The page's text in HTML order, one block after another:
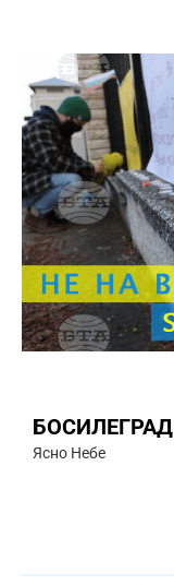
БОСИЛЕГРАД
Ясно Небе